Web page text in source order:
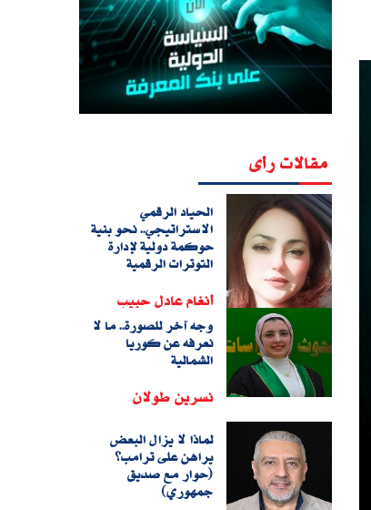
مقالات رأى
الحياد الرقمي
الاستراتيجي.. نحو بنية
حوكمة دولية لإدارة
التوترات الرقمية
أنغام عادل حبيب
وجه آخر للصورة.. ما لا
نعرفه عن كوريا
الشمالية
نسرين طولان
لماذا لا يزال البعض
يراهن على ترامب؟
(حوار مع صديق
جمهوري)